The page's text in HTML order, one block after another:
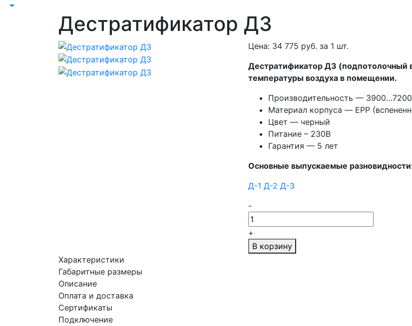
Дестратификатор Д3
Цена: 34 775 руб. за 1 шт.
Дестратификатор Д3 (подпотолочный
температуры воздуха в помещении.
Производительность —
Материал корпуса — EPP
Цвет — черный
Питание – 230В
Гарантия — 5 лет
Основные выпускаемые
Д-1 Д-2 Д-3
-
+
В корзину
Характеристики
Габаритные размеры
Описание
Оплата и доставка
Сертификаты
Подключение